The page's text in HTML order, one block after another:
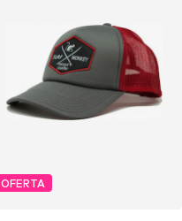
OFERTA